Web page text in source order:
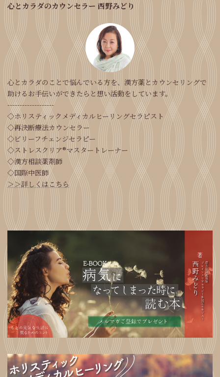
心とカラダのカウンセラー 西野みどり
心とカラダのことで悩んでいる方を、漢方薬とカウンセリングで
助けるお手伝いができたらと想い活動をしています。
-------------------
◇ホリスティックメディカルヒーリングセラピスト
◇再決断療法カウンセラー
◇ビリーフチェンジセラピー
◇ストレスクリア®マスタートレーナー
◇漢方相談薬剤師
◇国際中医師
＞＞詳しくはこちら